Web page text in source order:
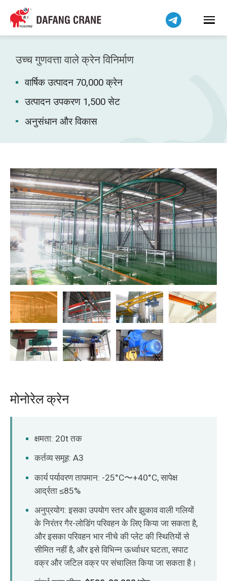
उच्च गुणवत्ता वाले क्रेन विनिर्माण
वार्षिक उत्पादन 70,000 क्रेन
उत्पादन उपकरण 1,500 सेट
अनुसंधान और विकास
मोनोरेल क्रेन
क्षमता: 20t तक
कर्तव्य समूह: A3
कार्य पर्यावरण तापमान: -25°C〜+40°C, सापेक्ष
आर्द्रता ≤85%
अनुप्रयोग: इसका उपयोग स्तर और झुकाव वाली गलियों
के निरंतर गैर-लोडिंग परिवहन के लिए किया जा सकता है,
और इसका परिवहन भार नीचे की प्लेट की स्थितियों से
सीमित नहीं है, और इसे विभिन्न ऊर्ध्वाधर घटता, सपाट
वक्र और जटिल वक्र पर संचालित किया जा सकता है।
Bahasa Indonesia
Bahasa Melayu
Tiếng Việt
简体中文
فارسی
Pilipino
اردو
Беларуская мова
Kiswahili
Dansk
Norsk
O‘zbekcha